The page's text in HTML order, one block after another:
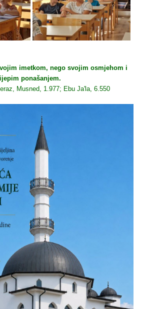
imetkom, nego svojim osmjehom i
lijepim ponašanjem.
Musned, 1.977; Ebu Ja'la, 6.550